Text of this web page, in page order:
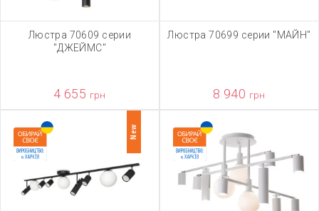
Люстра 70609 серии
"ДЖЕЙМС"
4 655 грн
Люстра 70699 серии "МАЙН"
8 940 грн
New